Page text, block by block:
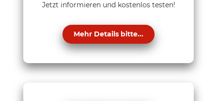
Jetzt informieren und kostenlos testen!
Mehr Details bitte...